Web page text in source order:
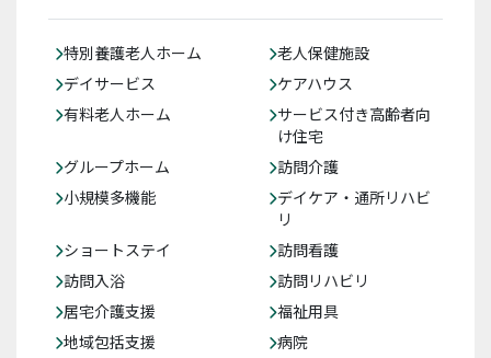
特別養護老人ホーム
老人保健施設
デイサービス
ケアハウス
有料老人ホーム
サービス付き高齢者向
け住宅
グループホーム
訪問介護
小規模多機能
デイケア・通所リハビ
リ
ショートステイ
訪問看護
訪問入浴
訪問リハビリ
居宅介護支援
福祉用具
地域包括支援
病院